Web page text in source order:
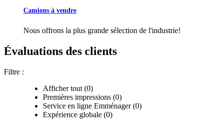
Camions à vendre
Nous offrons la plus grande sélection de l'industrie!
Évaluations des clients
Filtre :
Afficher tout (0)
Premières impressions (0)
Service en ligne Emménager (0)
Expérience globale (0)